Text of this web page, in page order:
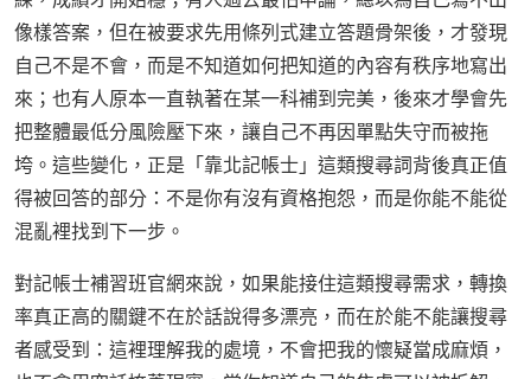
像樣答案，但在被要求先用條列式建立答題骨架後，才發現
自己不是不會，而是不知道如何把知道的內容有秩序地寫出
來；也有人原本一直執著在某一科補到完美，後來才學會先
把整體最低分風險壓下來，讓自己不再因單點失守而被拖
垮。這些變化，正是「靠北記帳士」這類搜尋詞背後真正值
得被回答的部分：不是你有沒有資格抱怨，而是你能不能從
混亂裡找到下一步。
對記帳士補習班官網來說，如果能接住這類搜尋需求，轉換
率真正高的關鍵不在於話說得多漂亮，而在於能不能讓搜尋
者感受到：這裡理解我的處境，不會把我的懷疑當成麻煩，